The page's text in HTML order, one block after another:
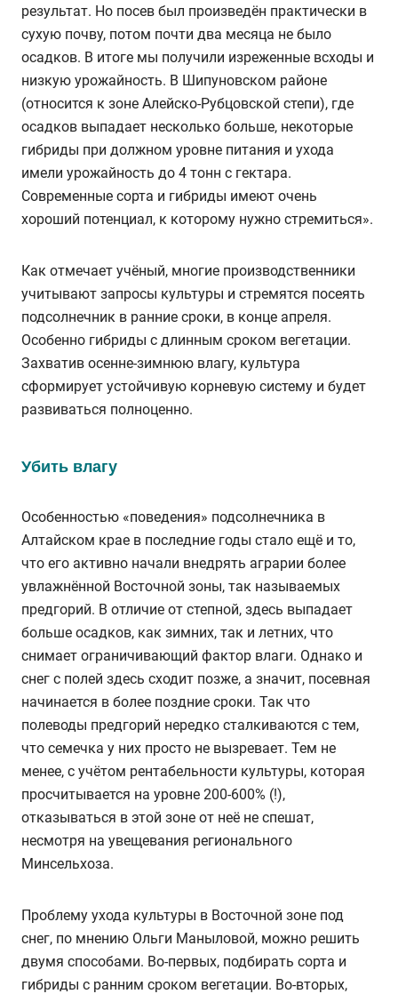
результат. Но посев был произведён практически в
сухую почву, потом почти два месяца не было
осадков. В итоге мы получили изреженные всходы и
низкую урожайность. В Шипуновском районе
(относится к зоне Алейско-Рубцовской степи), где
осадков выпадает несколько больше, некоторые
гибриды при должном уровне питания и ухода
имели урожайность до 4 тонн с гектара.
Современные сорта и гибриды имеют очень
хороший потенциал, к которому нужно стремиться».
Как отмечает учёный, многие производственники
учитывают запросы культуры и стремятся посеять
подсолнечник в ранние сроки, в конце апреля.
Особенно гибриды с длинным сроком вегетации.
Захватив осенне-зимнюю влагу, культура
сформирует устойчивую корневую систему и будет
развиваться полноценно.
Убить влагу
Особенностью «поведения» подсолнечника в
Алтайском крае в последние годы стало ещё и то,
что его активно начали внедрять аграрии более
увлажнённой Восточной зоны, так называемых
предгорий. В отличие от степной, здесь выпадает
больше осадков, как зимних, так и летних, что
снимает ограничивающий фактор влаги. Однако и
снег с полей здесь сходит позже, а значит, посевная
начинается в более поздние сроки. Так что
полеводы предгорий нередко сталкиваются с тем,
что семечка у них просто не вызревает. Тем не
менее, с учётом рентабельности культуры, которая
просчитывается на уровне 200-600% (!),
отказываться в этой зоне от неё не спешат,
несмотря на увещевания регионального
Минсельхоза.
Проблему ухода культуры в Восточной зоне под
снег, по мнению Ольги Маныловой, можно решить
двумя способами. Во-первых, подбирать сорта и
гибриды с ранним сроком вегетации. Во-вторых,